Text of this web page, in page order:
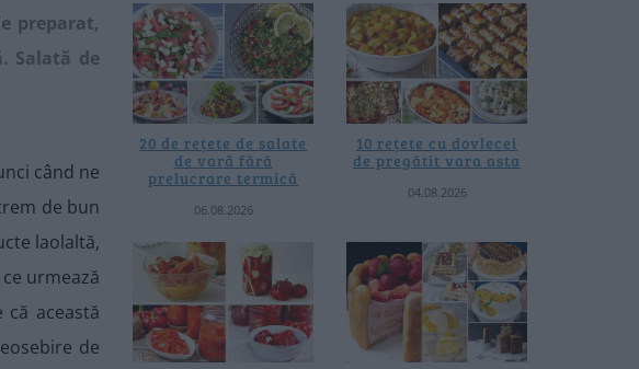
preparat,
Salată de
când ne
de bun
laolaltă,
urmează
această
de
20 de rețete de salate
de vară fără
prelucrare termică
06.08.2026
10 rețete cu dovlecei
de pregătit vara asta
04.08.2026